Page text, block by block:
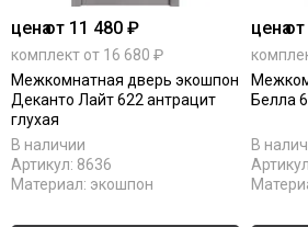
Серена керамик
Слоновая кость
Снежная королева
Серебро
С патиной
Светлые
Тёмный кипарис
Тёмный анегри
ценаот 11 480 ₽
комплект от 16 680 ₽
Межкомнатная дверь экошпон
Деканто Лайт 622 антрацит
глухая
В наличии
Артикул: 8636
Материал: экошпон
ценаот
Белла
В